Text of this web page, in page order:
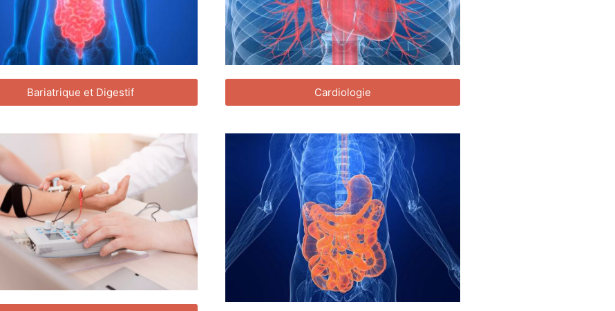
Bariatrique et Digestif Cardiologie